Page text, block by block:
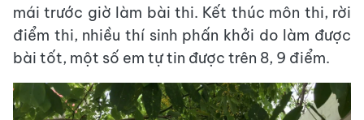
mái trước giờ làm bài thi. Kết thúc môn thi, rời
điểm thi, nhiều thí sinh phấn khởi do làm được
bài tốt, một số em tự tin được trên 8, 9 điểm.